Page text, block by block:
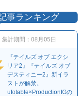
事ランキング
集計期間： 08月05日
『テイルズ オブ エクシ
リア2』『テイルズ オブ
デスティニー2』新イラ
ストが解禁。
ufotable×ProductionIGの